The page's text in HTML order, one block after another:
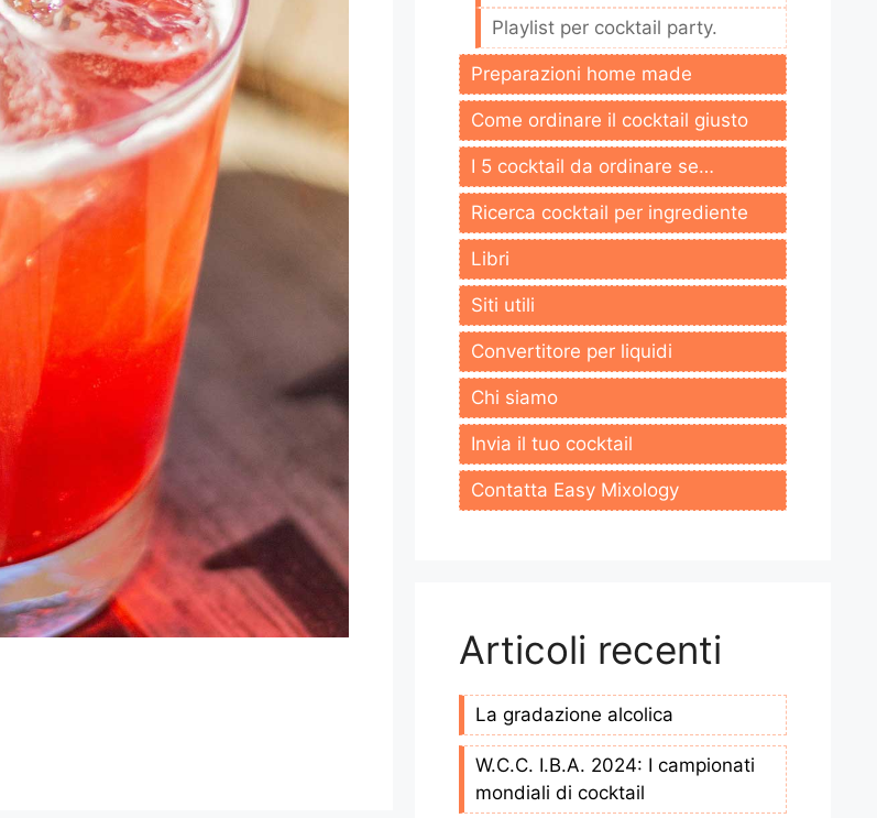
Playlist per cocktail party.
Preparazioni home made
Come ordinare il cocktail giusto
I 5 cocktail da ordinare se…
Ricerca cocktail per ingrediente
Libri
Siti utili
Convertitore per liquidi
Chi siamo
Invia il tuo cocktail
Contatta Easy Mixology
Articoli recenti
La gradazione alcolica
W.C.C. I.B.A. 2024: I campionati
mondiali di cocktail